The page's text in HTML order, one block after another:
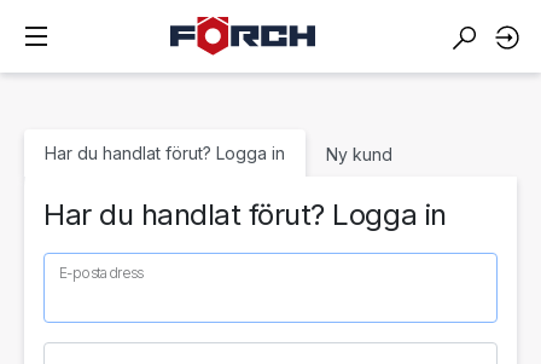
Har du handlat förut? Logga in Ny kund
Har du handlat förut? Logga in
E-postadress